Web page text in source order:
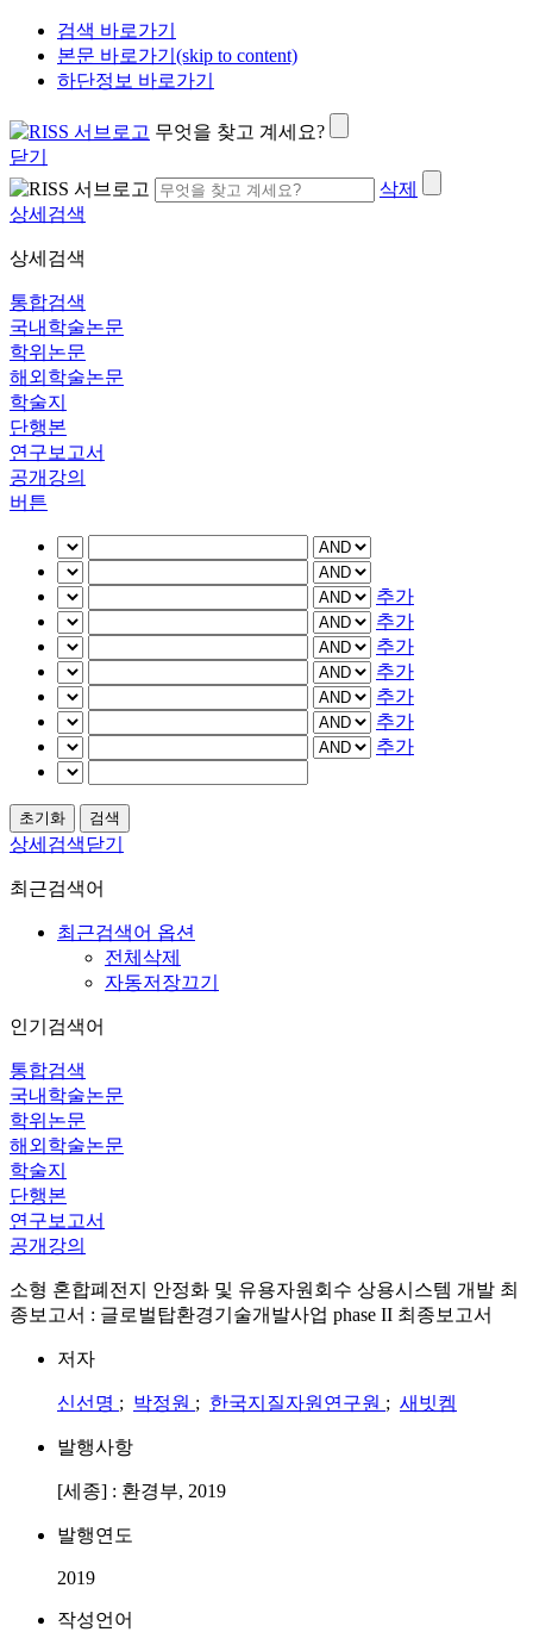
검색 바로가기
본문 바로가기(skip to content)
하단정보 바로가기
무엇을 찾고 계세요?
닫기
삭제
상세검색
상세검색
통합검색
국내학술논문
학위논문
해외학술논문
학술지
단행본
연구보고서
공개강의
버튼
추가
추가
추가
추가
추가
추가
추가
상세검색닫기
최근검색어
최근검색어 옵션
전체삭제
자동저장끄기
인기검색어
통합검색
국내학술논문
학위논문
해외학술논문
학술지
단행본
연구보고서
공개강의
소형 혼합폐전지 안정화 및 유용자원회수 상용시스템 개발 최
종보고서 : 글로벌탑환경기술개발사업 phase II 최종보고서
저자
신선명 ; 박정원 ; 한국지질자원연구원 ; 새빗켐
발행사항
[세종] : 환경부, 2019
발행연도
2019
작성언어